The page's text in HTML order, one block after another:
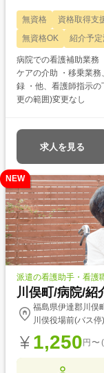
無資格 資格取得支
無資格OK
紹介予定
病院での看護補助業務 ・身体介助(食事介助、入浴介助、排泄介助) ・清潔
ケアの介助 ・移乗業
録 ・他、看護師指示の
更の範囲)変更なし
求人を見る
NEW
派遣の看護助手・看護
川俣町/病院/紹
福島県伊達郡川俣
川俣役場前(バス
1,250 円〜